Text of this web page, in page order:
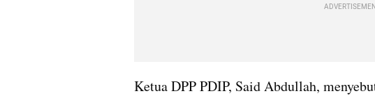
Ketua DPP PDIP, Said Abdullah,